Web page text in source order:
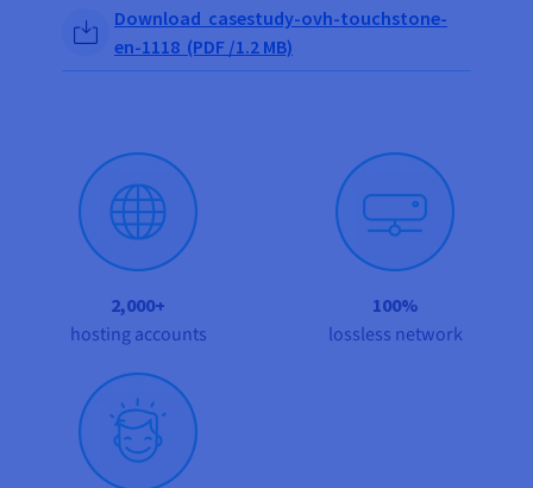
Tarieven
Beschikbaarheid per regio
Monitoring
Roadmap & Changelog
Roadmap & Changelog
Roadmap & Changelog
Share on Facebook
Share on Twitter
Share on Linkedin
Download casestudy-ovh-touchstone-
en-1118 (PDF /1.2 MB)
2,000+
hosting accounts
100%
lossless network